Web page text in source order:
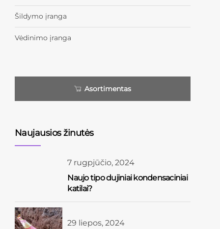
Šildymo įranga
Vėdinimo įranga
Asortimentas
Naujausios žinutės
7 rugpjūčio, 2024
Naujo tipo dujiniai kondensaciniai
katilai?
29 liepos, 2024